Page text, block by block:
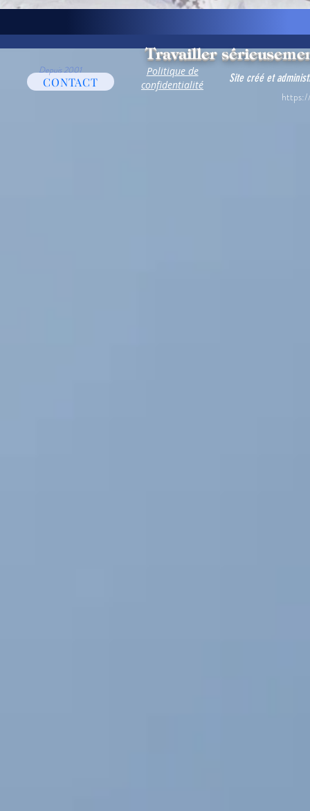
CONTACT
Travailler
Politique de
confidentialité
Site créé et
Depuis 2001